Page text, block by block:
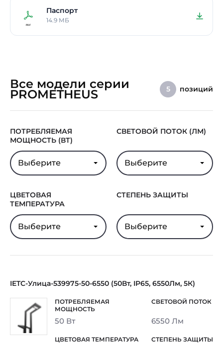
Паспорт
14.9 МБ
Все модели серии
PROMETHEUS 5 позиций
ПОТРЕБЛЯЕМАЯ
МОЩНОСТЬ (ВТ)
Выберите
СВЕТОВОЙ ПОТОК (ЛМ)
Выберите
ЦВЕТОВАЯ
ТЕМПЕРАТУРА
Выберите
СТЕПЕНЬ ЗАЩИТЫ
Выберите
IETC-Улица-539975-50-6550 (50Вт, IP65, 6550Лм, 5К)
50 Вт 6550 Лм